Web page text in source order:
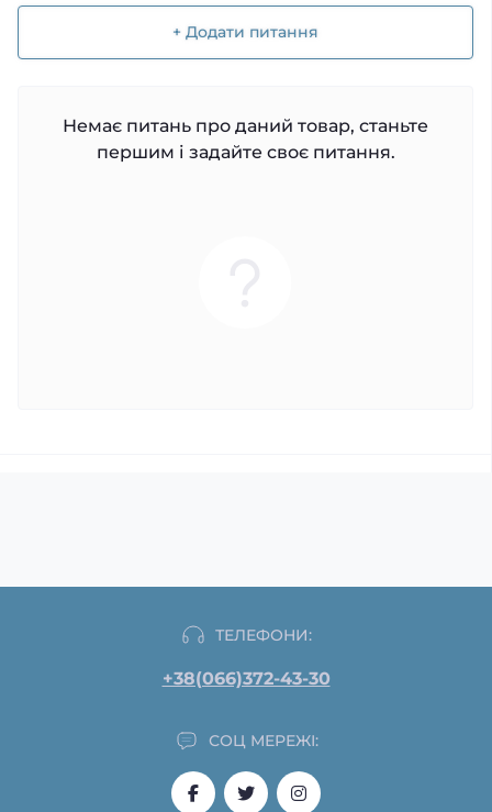
+ Додати питання
Немає питань про даний товар, станьте
першим і задайте своє питання.
ТЕЛЕФОНИ:
+38(066)372-43-30
СОЦ МЕРЕЖІ: